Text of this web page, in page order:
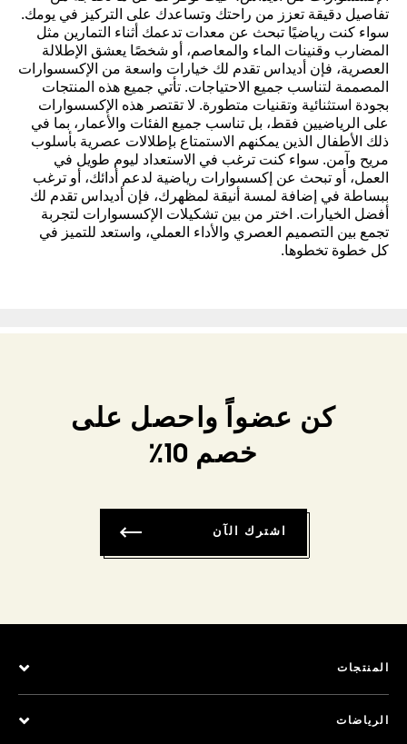
تفاصيل دقيقة تعزز من راحتك وتساعدك على التركيز في يومك.
سواء كنت رياضيًا تبحث عن معدات تدعمك أثناء التمارين مثل
المضارب وقنينات الماء والمعاصم، أو شخصًا يعشق الإطلالة
العصرية، فإن أديداس تقدم لك خيارات واسعة من الإكسسوارات
المصممة لتناسب جميع الاحتياجات. تأتي جميع هذه المنتجات
بجودة استثنائية وتقنيات متطورة. لا تقتصر هذه الإكسسوارات
على الرياضيين فقط، بل تناسب جميع الفئات والأعمار، بما في
ذلك الأطفال الذين يمكنهم الاستمتاع بإطلالات عصرية بأسلوب
مريح وآمن. سواء كنت ترغب في الاستعداد ليوم طويل في
العمل، أو تبحث عن إكسسوارات رياضية لدعم أدائك، أو ترغب
ببساطة في إضافة لمسة أنيقة لمظهرك، فإن أديداس تقدم لك
أفضل الخيارات. اختر من بين تشكيلات الإكسسوارات لتجربة
تجمع بين التصميم العصري والأداء العملي، واستعد للتميز في
كل خطوة تخطوها.
كن عضواً واحصل على
خصم 10٪
اشترك الآن
المنتجات
الرياضات